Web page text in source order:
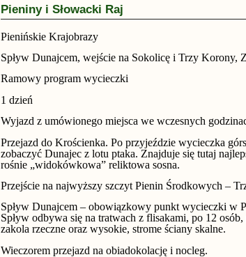
Pieniny i Słowacki Raj
Pienińskie Krajobrazy
Spływ Dunajcem, wejście na Sokolicę i Trzy Korony,
Ramowy program wycieczki
1 dzień
Wyjazd z umówionego miejsca we wczesnych
Przejazd do Krościenka. Po przyjeździe wycieczka
zobaczyć Dunajec z lotu ptaka. Znajduje się tutaj
rośnie „widokówkowa” reliktowa sosna.
Przejście na najwyższy szczyt Pienin Środkowych –
Spływ Dunajcem – obowiązkowy punkt wycieczki w
Spływ odbywa się na tratwach z flisakami, po 12
zakola rzeczne oraz wysokie, strome ściany skalne.
Wieczorem przejazd na obiadokolację i nocleg.